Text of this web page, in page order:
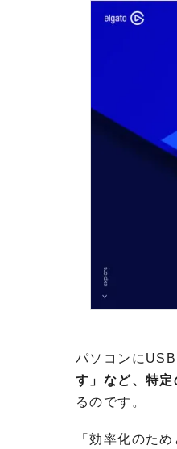
パソコンにUSB
す」など、特定
るのです。
「効率化のた